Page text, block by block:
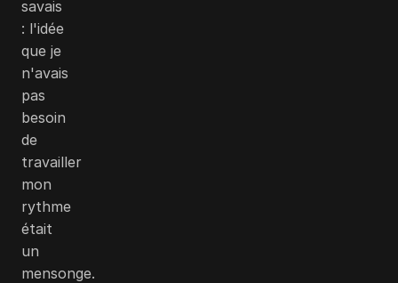
savais
: l'idée
que je
n'avais
pas
besoin
de
travailler
mon
rythme
était
un
mensonge.